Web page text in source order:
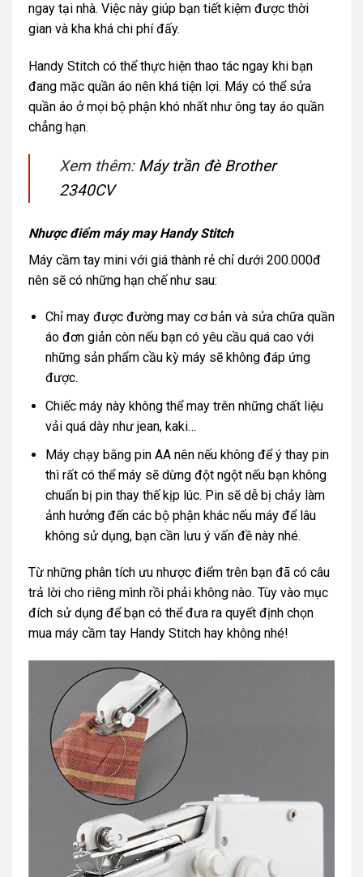
ngay tại nhà. Việc này giúp bạn tiết kiệm được thời
gian và kha khá chi phí đấy.
Handy Stitch có thể thực hiện thao tác ngay khi bạn
đang mặc quần áo nên khá tiện lợi. Máy có thể sửa
quần áo ở mọi bộ phận khó nhất như ông tay áo quần
chẳng hạn.
Xem thêm: Máy trần đè Brother
2340CV
Nhược điểm máy may Handy Stitch
Máy cầm tay mini với giá thành rẻ chỉ dưới 200.000đ
nên sẽ có những hạn chế như sau:
Chỉ may được đường may cơ bản và sửa chữa quần
áo đơn giản còn nếu bạn có yêu cầu quá cao với
những sản phẩm cầu kỳ máy sẽ không đáp ứng
được.
Chiếc máy này không thể may trên những chất liệu
vải quá dày như jean, kaki…
Máy chạy bằng pin AA nên nếu không để ý thay pin
thì rất có thể máy sẽ dừng đột ngột nếu bạn không
chuẩn bị pin thay thế kịp lúc. Pin sẽ dễ bị chảy làm
ảnh hưởng đến các bộ phận khác nếu máy để lâu
không sử dụng, bạn cần lưu ý vấn đề này nhé.
Từ những phân tích ưu nhược điểm trên bạn đã có câu
trả lời cho riêng mình rồi phải không nào. Tùy vào mục
đích sử dụng để bạn có thể đưa ra quyết định chọn
mua máy cầm tay Handy Stitch hay không nhé!